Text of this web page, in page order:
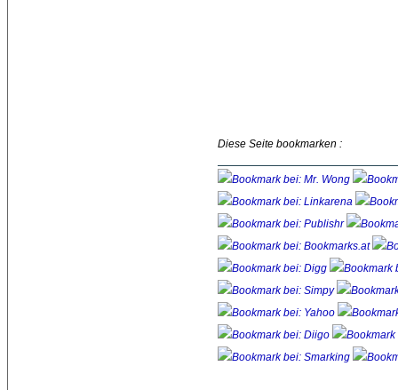
Diese Seite bookmarken :